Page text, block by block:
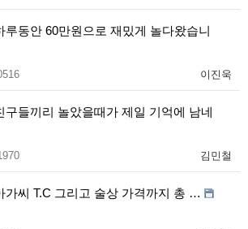
루동안 60만원으로 재밌게 놀다왔습니
이진욱
구들끼리 놀았을때가 제일 기억에 남네
김민철
가씨 T.C 그리고 술상 가격까지 총 …